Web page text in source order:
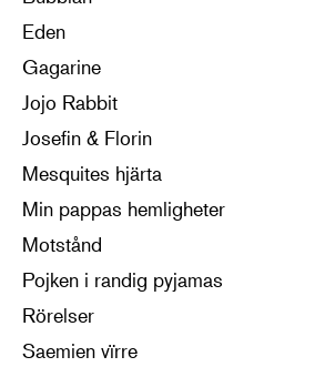
Eden
Gagarine
Jojo Rabbit
Josefin & Florin
Mesquites hjärta
Min pappas hemligheter
Motstånd
Pojken i randig pyjamas
Rörelser
Saemien vïrre